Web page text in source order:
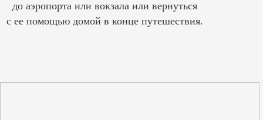
до аэропорта или вокзала или вернуться
с ее помощью домой в конце путешествия.